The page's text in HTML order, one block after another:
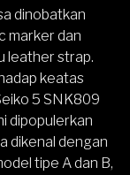
dinobatkan
marker dan
leather strap.
keatas
5 SNK809
dipopulerkan
dikenal dengan
tipe A dan B,